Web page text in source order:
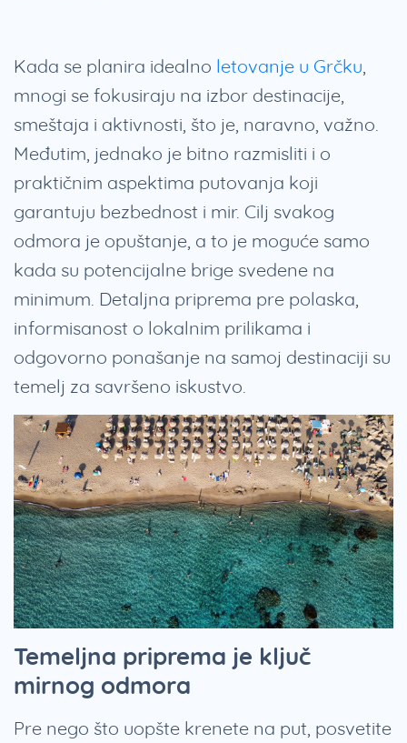
Kada se planira idealno letovanje u Grčku,
mnogi se fokusiraju na izbor destinacije,
smeštaja i aktivnosti, što je, naravno, važno.
Međutim, jednako je bitno razmisliti i o
praktičnim aspektima putovanja koji
garantuju bezbednost i mir. Cilj svakog
odmora je opuštanje, a to je moguće samo
kada su potencijalne brige svedene na
minimum. Detaljna priprema pre polaska,
informisanost o lokalnim prilikama i
odgovorno ponašanje na samoj destinaciji su
temelj za savršeno iskustvo.
Temeljna priprema je ključ
mirnog odmora
Pre nego što uopšte krenete na put, posvetite